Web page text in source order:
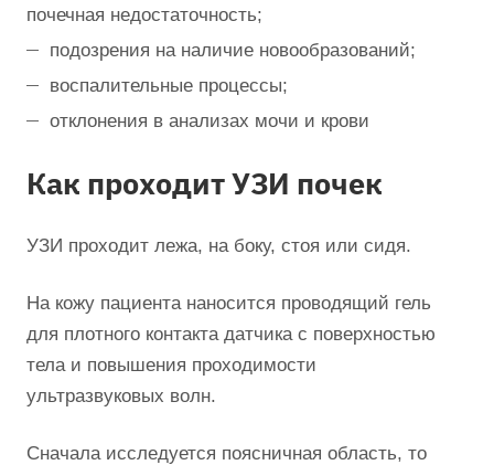
почечная недостаточность;
подозрения на наличие новообразований;
воспалительные процессы;
отклонения в анализах мочи и крови
Как проходит УЗИ почек
УЗИ проходит лежа, на боку, стоя или сидя.
На кожу пациента наносится проводящий гель
для плотного контакта датчика с поверхностью
тела и повышения проходимости
ультразвуковых волн.
Сначала исследуется поясничная область, то